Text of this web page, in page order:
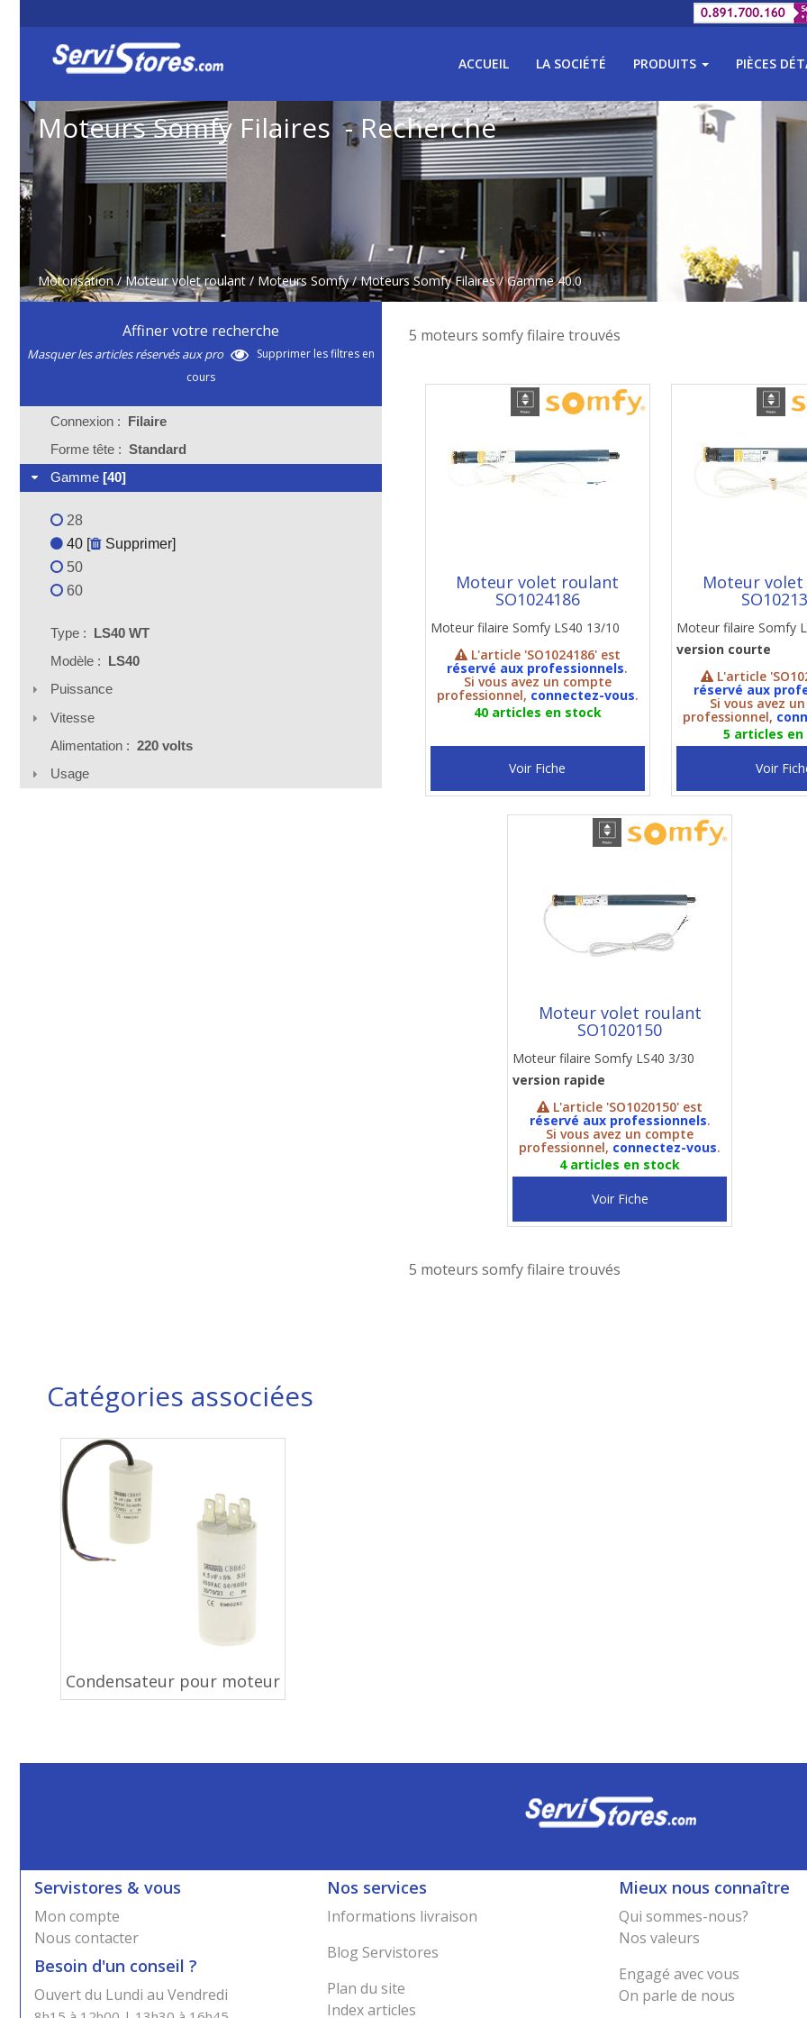
ACCUEIL LA SOCIÉTÉ PRODUITS PIÈCES
Moteurs Somfy Filaires - Recherche
Motorisation /Moteur volet roulant / Moteurs Somfy /Moteurs Somfy Filaires / Gamme 40.0
Affiner votre recherche
Masquer les articles réservés aux pro
Supprimer les filtres en
cours
Connexion : Filaire
Forme tête : Standard
Gamme [40]
28
40 [
Supprimer]
50
60
Type : LS40 WT
Modèle : LS40
Puissance
Vitesse
Alimentation : 220 volts
Usage
5 moteurs somfy filaire trouvés
Moteur volet roulant
SO1024186
Moteur filaire Somfy LS40 13/10
L'article 'SO1024186' est
réservé aux professionnels.
Si vous avez un compte
professionnel, connectez-vous.
40 articles en stock
Voir Fiche
Moteur
Moteur filaire Somfy
version courte
L'article
réservé aux
Si vous avez
professionnel,
5 articles
Voir
Moteur volet roulant
SO1020150
Moteur filaire Somfy LS40 3/30
version rapide
L'article 'SO1020150' est
réservé aux professionnels.
Si vous avez un compte
professionnel, connectez-vous.
4 articles en stock
Voir Fiche
5 moteurs somfy filaire trouvés
Catégories associées
Condensateur pour moteur
Servistores & vous
Mon compte
Nous contacter
Besoin d'un conseil ?
Ouvert du Lundi au Vendredi
Nos services
Informations livraison
Blog Servistores
Plan du site
Index articles
Mieux nous connaître
Qui sommes-nous?
Nos valeurs
Engagé avec vous
On parle de nous